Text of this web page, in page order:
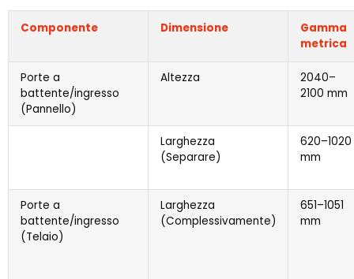
Componente Dimensione
Gamma
metrica
Porte a
battente/ingresso
(Pannello)
Altezza
2040–
2100 mm
Larghezza
(Separare)
620–1020
mm
Porte a
battente/ingresso
(Telaio)
Larghezza
(Complessivamente)
651–1051
mm